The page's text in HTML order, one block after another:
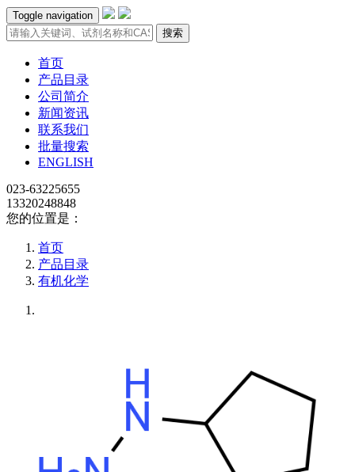
Toggle navigation
搜索
首页
产品目录
公司简介
新闻资讯
联系我们
批量搜索
ENGLISH
023-63225655
13320248848
您的位置是：
首页
产品目录
有机化学